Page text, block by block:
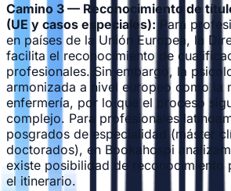
Camino 3 — Reconocimiento de
(UE y casos especiales): Para
en países de la Unión Europea, la
facilita el reconocimiento de
profesionales. Sin embargo, la
armonizada a nivel europeo como la
enfermería, por lo que el proceso
complejo. Para profesionales
posgrados de especialidad (máster
doctorados), en Bookahospi
existe posibilidad de reconocimiento
el itinerario.